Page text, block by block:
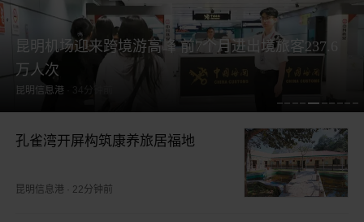
昆明机场迎来跨境游高峰 前7个月进出境旅客237.6
万人次
昆明信息港
孔雀湾开屏构筑康养旅居福地
昆明信息港 22分钟前